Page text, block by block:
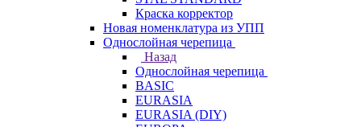
Краска корректор
Новая номенклатура из УПП
Однослойная черепица
Назад
Однослойная черепица
BASIC
EURASIA
EURASIA (DIY)